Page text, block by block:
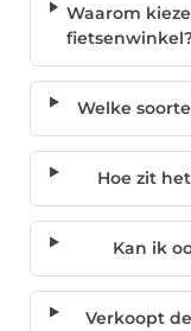
Waarom
Welke
Hoe zit
Kan ik
Verkoopt